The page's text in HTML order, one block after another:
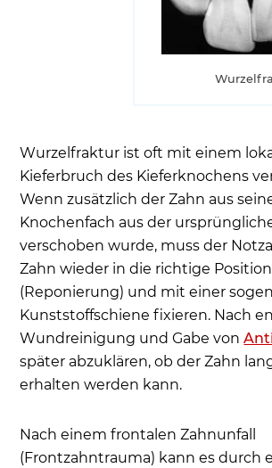
Wurzelfraktur ist oft mit einem
Kieferbruch des Kieferknochens
Wenn zusätzlich der Zahn aus
Knochenfach aus der
verschoben wurde, muss der
Zahn wieder in die richtige
(Reponierung) und mit einer
Kunststoffschiene fixieren. Nach
Wundreinigung und Gabe von
später abzuklären, ob der Zahn
erhalten werden kann.
Nach einem frontalen Zahnunfall
(Frontzahntrauma) kann es durch